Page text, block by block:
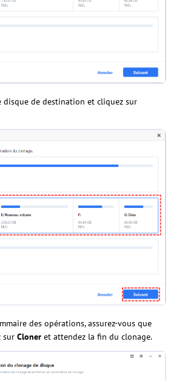
disque de destination et cliquez sur
des opérations, assurez-vous que
sur Cloner et attendez la fin du clonage.